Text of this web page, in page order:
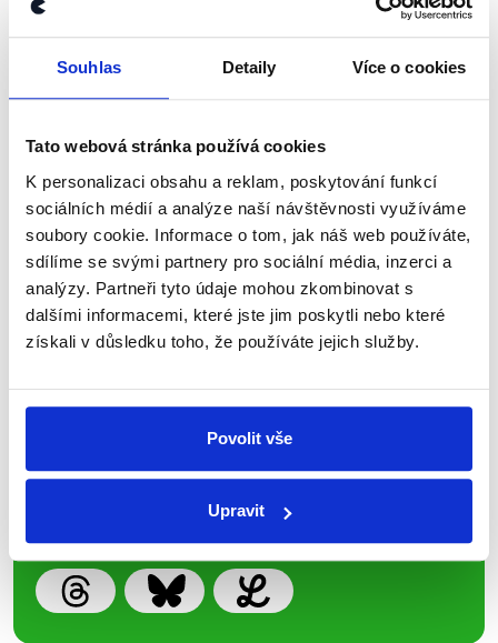
Souhlas Detaily Více o cookies
Tato webová stránka používá cookies
K personalizaci obsahu a reklam, poskytování funkcí
sociálních médií a analýze naší návštěvnosti využíváme
soubory cookie. Informace o tom, jak náš web používáte,
sdílíme se svými partnery pro sociální média, inzerci a
analýzy. Partneři tyto údaje mohou zkombinovat s
dalšími informacemi, které jste jim poskytli nebo které
získali v důsledku toho, že používáte jejich služby.
Povolit vše
Upravit
kanálu, kde pravidelně přinášíme
Začněte nás odebírat, a mějte tak
nepravdy se zrovna v Česku šíří.
Newsletter WhatsApp
Sociální sítě
z Demagog.cz. Sdílením našich
příspěvků přátelům podpoříte naši
práci.